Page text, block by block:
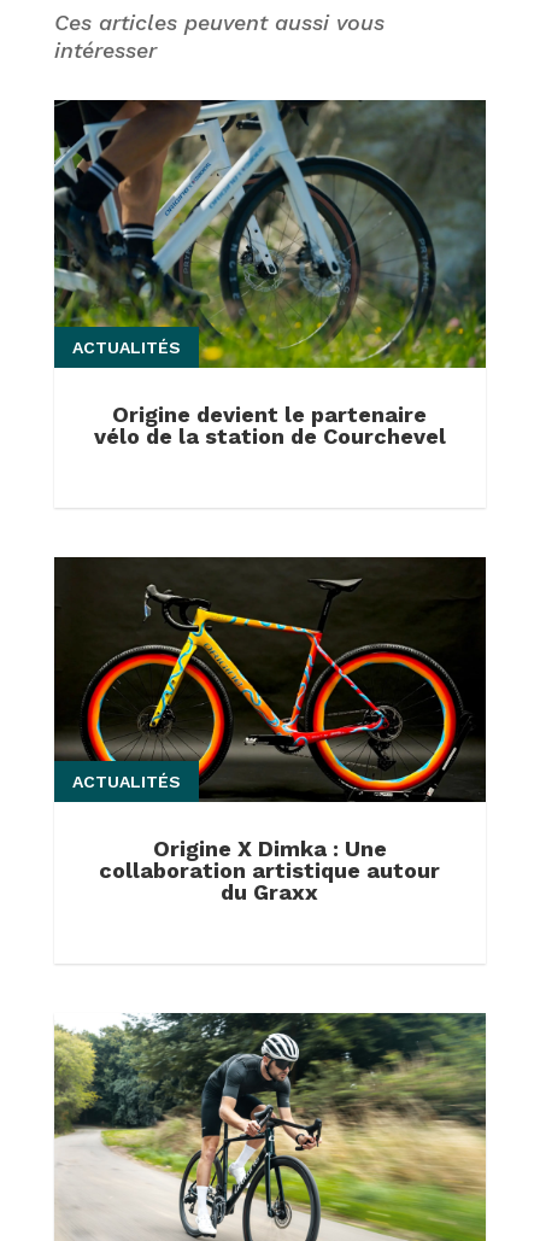
Ces articles peuvent aussi vous
intéresser
Origine devient le partenaire
vélo de la station de Courchevel
ACTUALITÉS
Origine X Dimka : Une
collaboration artistique autour
du Graxx
ACTUALITÉS